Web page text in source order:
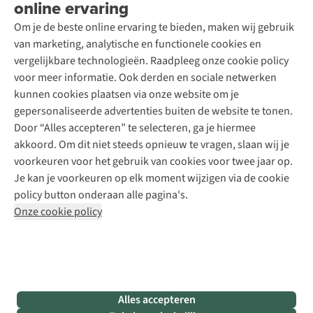
online ervaring
Om je de beste online ervaring te bieden, maken wij gebruik
van marketing, analytische en functionele cookies en
vergelijkbare technologieën. Raadpleeg onze cookie policy
voor meer informatie. Ook derden en sociale netwerken
kunnen cookies plaatsen via onze website om je
gepersonaliseerde advertenties buiten de website te tonen.
Door “Alles accepteren” te selecteren, ga je hiermee
akkoord. Om dit niet steeds opnieuw te vragen, slaan wij je
voorkeuren voor het gebruik van cookies voor twee jaar op.
Je kan je voorkeuren op elk moment wijzigen via de cookie
policy button onderaan alle pagina's.
Onze cookie policy
Alles accepteren
Contact
Toegankelijkheidsverklaring
Schoenonderhoud
Schoenherstelling
Kledingherstelling
Retouches
Voor bedrijven
Podcast
Explore Academy
Explore Camp
Gear Check
Inspiratie & advies
Meld je aan voor de nieuwsbrief
Follow us
Disclaimer Privacy Policy
Algemene voorwaarden
Cookie Policy